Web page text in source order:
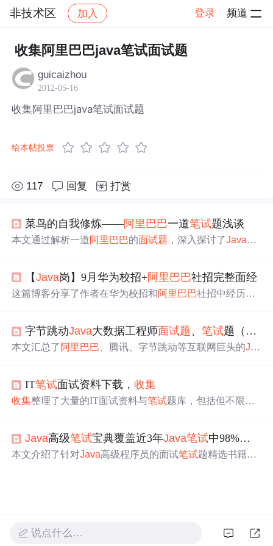
非技术区 加入 登录 频道
社区 非技术区 帖子详情
收集阿里巴巴java笔试面试题
guicaizhou
2012-05-16
收集阿里巴巴java笔试面试题
给本帖投票
117 回复 打赏
菜鸟的自我修炼——阿里巴巴一道笔试题浅谈
本文通过解析一道阿里巴巴的面试题 ，深入探讨了Java中
a类加载机制。
【Java岗】9月华为校招+阿里巴巴社招完整面经
这篇博客分享了作者在华为校招和阿里巴巴社招中经历的
试后的个人反思和职业规划。
字节跳动Java大数据工程师面试题、笔试题（含答案）
本文汇总了 阿里巴巴 、腾讯、字节跳动等互联网巨头的Jav
数据库优化、TCP/UDP区别、HTTP协议等内容，助你全
面备战技术面试。
IT笔试面试资料下载，收集
收集整理了大量的IT面试资料与笔试题库，包括但不限于
Java高级笔试宝典覆盖近3年Java笔试中98%高频知识点
本文介绍了针对Java高级程序员的面试笔试题精选书籍，
说点什么…